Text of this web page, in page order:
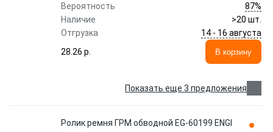
Вероятность
87%
Наличие
>20 шт.
Отгрузка
14 - 16 августа
28.26 p.
В корзину
Показать еще 3 предложения
Ролик ремня ГРМ обводной EG-60199 ENGI